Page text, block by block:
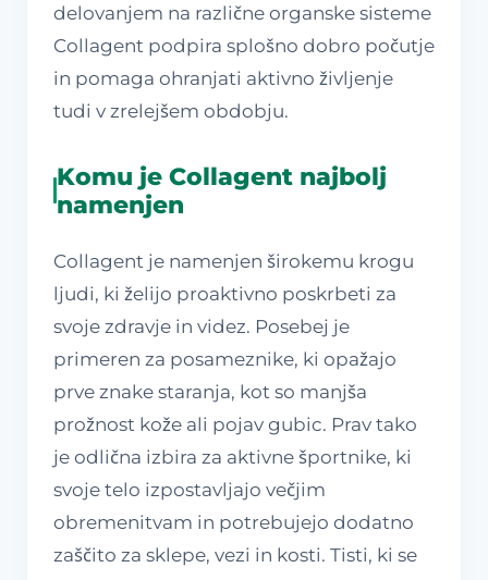
delovanjem na različne organske sisteme
Collagent podpira splošno dobro počutje
in pomaga ohranjati aktivno življenje
tudi v zrelejšem obdobju.
Komu je Collagent najbolj
namenjen
Collagent je namenjen širokemu krogu
ljudi, ki želijo proaktivno poskrbeti za
svoje zdravje in videz. Posebej je
primeren za posameznike, ki opažajo
prve znake staranja, kot so manjša
prožnost kože ali pojav gubic. Prav tako
je odlična izbira za aktivne športnike, ki
svoje telo izpostavljajo večjim
obremenitvam in potrebujejo dodatno
zaščito za sklepe, vezi in kosti. Tisti, ki se